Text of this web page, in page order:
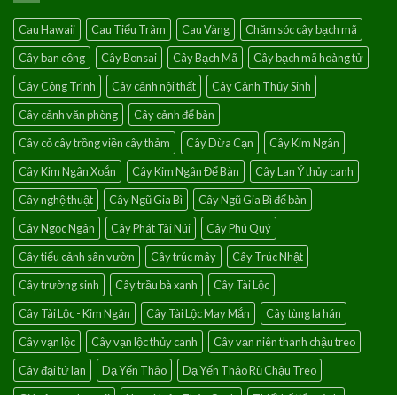
của
điềm
lành
Cau Hawaii Cau Tiểu Trâm Cau Vàng
Chăm sóc cây bạch mã
Cây ban công
Cây Bonsai Cây Bạch Mã
Cây bạch mã hoàng tử
Cây Công Trình
Cây cảnh nội thất
Cây Cảnh Thủy Sinh
Cây cảnh văn phòng
Cây cảnh để bàn
Cây cỏ cây trồng viền cây thảm
Cây Dừa Cạn
Cây Kim Ngân
Cây Kim Ngân Xoắn
Cây Kim Ngân Để Bàn
Cây Lan Ý thủy canh
Cây nghệ thuật
Cây Ngũ Gia Bì
Cây Ngũ Gia Bì để bàn
Cây Ngọc Ngân
Cây Phát Tài Núi
Cây Phú Quý
Cây tiểu cảnh sân vườn
Cây trúc mây
Cây Trúc Nhật
Cây trường sinh
Cây trầu bà xanh
Cây Tài Lộc
Cây Tài Lộc - Kim Ngân
Cây Tài Lộc May Mắn
Cây tùng la hán
Cây vạn lộc
Cây vạn lộc thủy canh
Cây vạn niên thanh chậu treo
Cây đại tứ lan
Dạ Yến Thảo
Dạ Yến Thảo Rũ Chậu Treo